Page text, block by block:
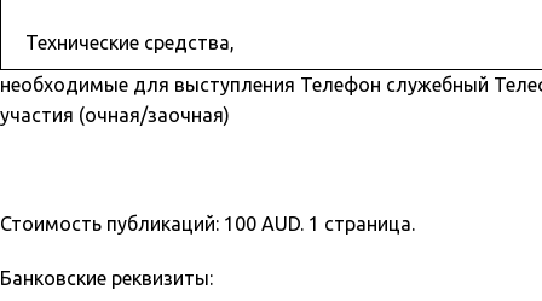
Технические средства,
необходимые для выступления Телефон служебный
участия (очная/заочная)
Стоимость публикаций: 100 AUD. 1 страница.
Банковские реквизиты: